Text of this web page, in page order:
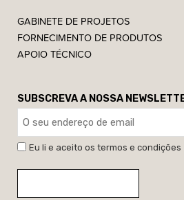
GABINETE DE PROJETOS
FORNECIMENTO DE PRODUTOS
APOIO TÉCNICO
SUBSCREVA A NOSSA
Eu li e aceito os termos e condições